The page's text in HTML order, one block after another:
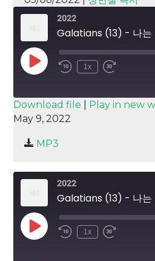
2022
Galatians (13) - 나는
Play
Episode
1x
SHARE
LINK
EMBED
Download file Play in new
May 9, 2022
MP3
2022
Galatians (13) - 나는
Play
Episode
1x